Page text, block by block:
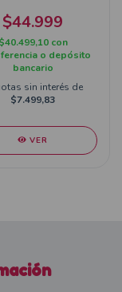
$44.999
$40.499,10 con
o depósito
bancario
sin interés de
$7.499,83
VER